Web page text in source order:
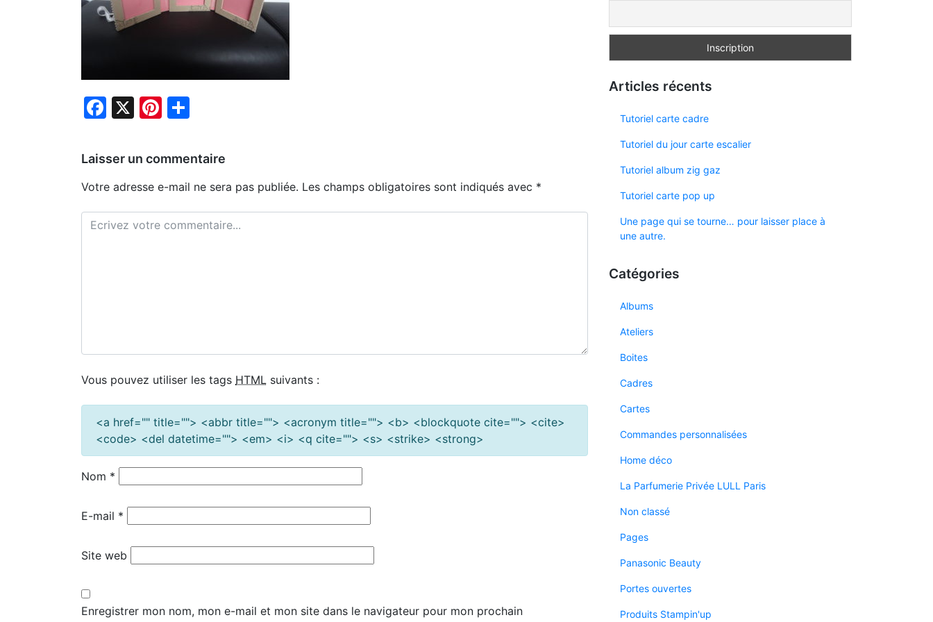
Facebook
X Pinterest
Laisser un commentaire
Votre adresse e-mail ne sera pas publiée. Les champs obligatoires sont indiqués avec *
Vous pouvez utiliser les tags HTML suivants :
<a href="" title=""> <abbr title=""> <acronym title=""> <b> <blockquote cite=""> <cite>
<code> <del datetime=""> <em> <i> <q cite=""> <s> <strike> <strong>
Nom *
E-mail *
Site web
Enregistrer mon nom, mon e-mail et mon site dans le navigateur pour mon prochain
Articles récents
Tutoriel carte cadre
Tutoriel du jour carte escalier
Tutoriel album zig gaz
Tutoriel carte pop up
Une page qui se tourne… pour laisser place à
une autre.
Catégories
Albums
Ateliers
Boites
Cadres
Cartes
Commandes personnalisées
Home déco
La Parfumerie Privée LULL Paris
Non classé
Pages
Panasonic Beauty
Portes ouvertes
Produits Stampin'up